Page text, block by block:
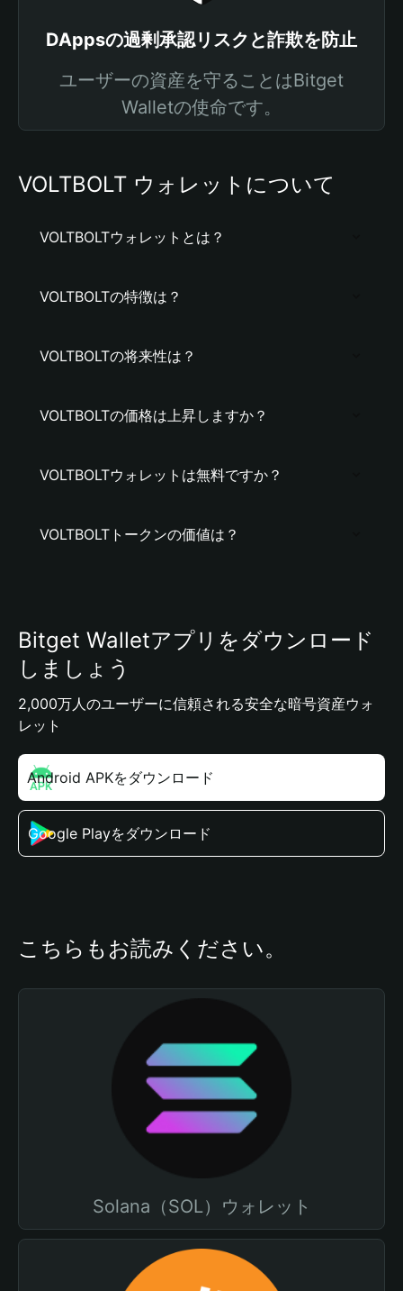
DAppsの過剰承認リスクと詐欺を防止
ユーザーの資産を守ることはBitget
Walletの使命です。
VOLTBOLT ウォレットについて
VOLTBOLTウォレットとは？
VOLTBOLTの特徴は？
VOLTBOLTの将来性は？
VOLTBOLTの価格は上昇しますか？
VOLTBOLTウォレットは無料ですか？
VOLTBOLTトークンの価値は？
Bitget Walletアプリをダウンロード
しましょう
2,000万人のユーザーに信頼される安全な暗号資産ウォ
レット
Android APKをダウンロード
Google Playをダウンロード
こちらもお読みください。
Solana（SOL）ウォレット